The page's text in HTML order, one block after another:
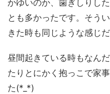
かゆいのか、歯ぎしりし
とも多かったです。そう
きた時も同じような感じ
昼間起きている時もなん
たりとにかく抱っこで家
た(*_*)